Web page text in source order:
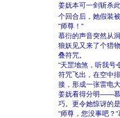
姜妩本可一剑斩杀
个回合后，她假装
“师尊！“
慕衍的声音突然从
狼妖见又来了个猎
叠符咒。
“天罡地煞，听我号
符咒飞出，在空中
接，形成一张雷电
姜妩看得分明――慕
巧。更令她惊讶的
“师尊，您没事吧？